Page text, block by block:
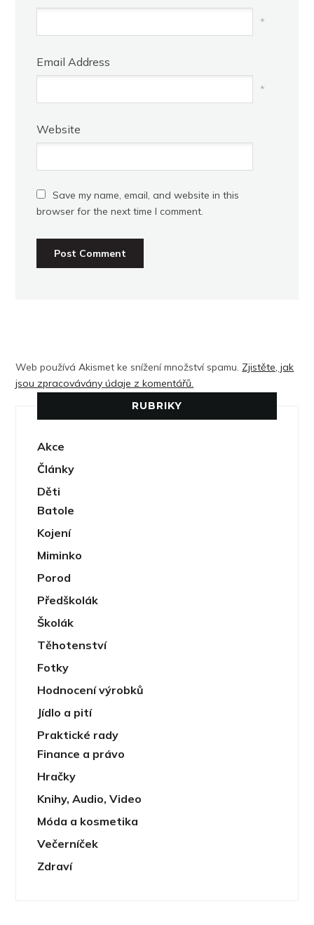
*
Email Address
*
Website
Save my name, email, and website in this
browser for the next time I comment.
Web používá Akismet ke snížení množství spamu. Zjistěte, jak
jsou zpracovávány údaje z komentářů.
RUBRIKY
Akce
Články
Děti
Batole
Kojení
Miminko
Porod
Předškolák
Školák
Těhotenství
Fotky
Hodnocení výrobků
Jídlo a pití
Praktické rady
Finance a právo
Hračky
Knihy, Audio, Video
Móda a kosmetika
Večerníček
Zdraví